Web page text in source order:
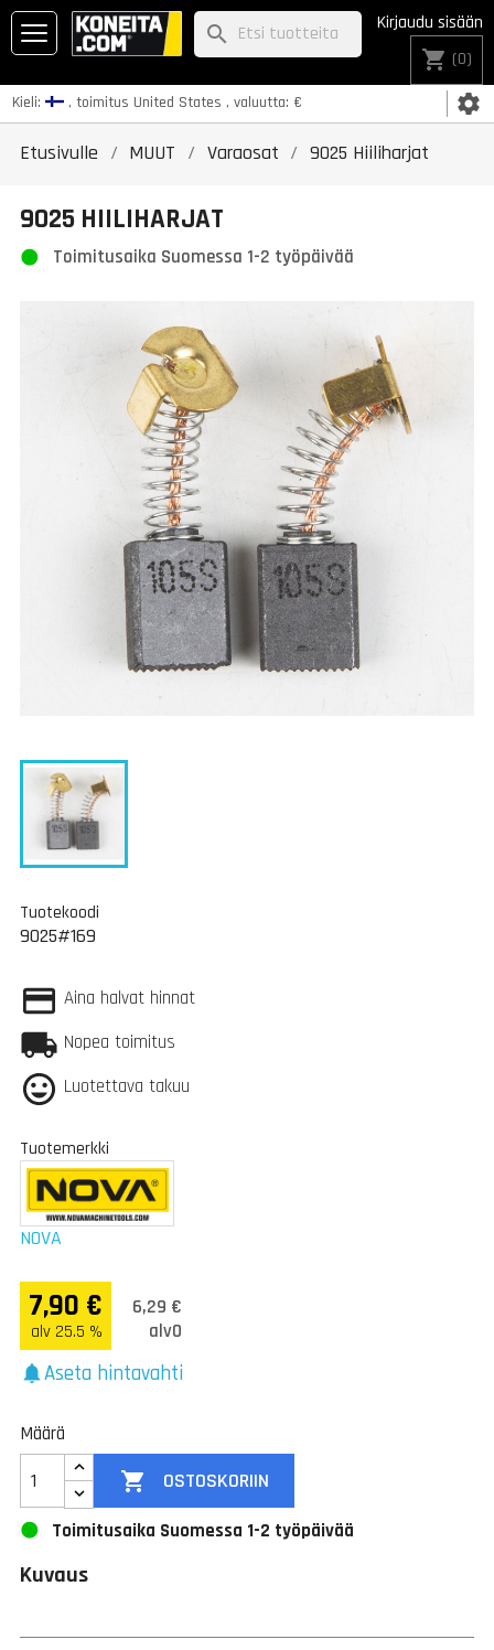
Kieli: , toimitus United States , valuutta: € settings
Kirjaudu sisään
shopping_cart (0)
search
Etusivulle MUUT Varaosat 9025 Hiiliharjat
9025 HIILIHARJAT
Toimitusaika Suomessa 1-2 työpäivää
Tuotekoodi
9025#169
Aina halvat hinnat
Nopea toimitus
Luotettava takuu
Tuotemerkki
NOVA
7,90 €
alv 25.5 %
6,29 €
alv0
notificationsAseta hintavahti
Määrä
 OSTOSKORIIN
Toimitusaika Suomessa 1-2 työpäivää
Kuvaus